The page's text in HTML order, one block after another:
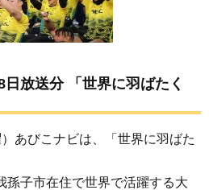
放送分 「世界に羽ばたく
あびこナビは、「世界に羽ばた
孫子市在住で世界で活躍する大